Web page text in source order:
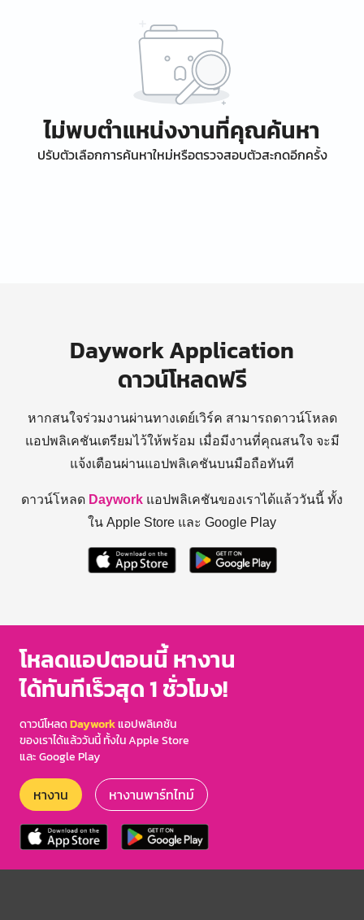
ไม่พบตำแหน่งงานที่คุณค้นหา
ปรับตัวเลือกการค้นหาใหม่หรือตรวจสอบตัวสะกดอีกครั้ง
Daywork Application
ดาวน์โหลดฟรี
หากสนใจร่วมงานผ่านทางเดย์เวิร์ค สามารถดาวน์โหลด
แอปพลิเคชันเตรียมไว้ให้พร้อม เมื่อมีงานที่คุณสนใจ จะมี
แจ้งเตือนผ่านแอปพลิเคชันบนมือถือทันที
ดาวน์โหลด Daywork แอปพลิเคชันของเราได้แล้ววันนี้ ทั้ง
ใน Apple Store และ Google Play
โหลดแอปตอนนี้ หางาน
ได้ทันทีเร็วสุด 1 ชั่วโมง!
ดาวน์โหลดDayworkแอปพลิเคชัน
ของเราได้แล้ววันนี้ ทั้งใน Apple Store
และ Google Play
หางาน หางานพาร์ทไทม์